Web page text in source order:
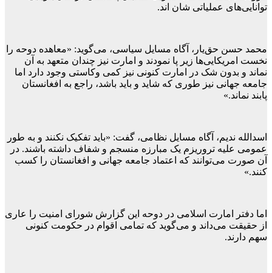
توانایی‌های عملیاتی شان اند.
محمد حسن حق‌یار، آگاه مسایل سیاسی، می‌گوید: «معاهده دوحه را
نخست امریکایی‌ها زیر پا نمودند و امارت نیز چندان متعهد به آن
نماند و بدون شک در امارت کنونی نیز کمی وکاستی وجود دارد اما
جامعه جهانی نیز طوری که شاید و باید باشد، راجع به افغانستان
پابند نماند.»
اسدالله ندیم، آگاه مسایل نظامی، گفت: «باید تفکیک نکنند و به طور
عمومی علیه تروریزم یک مبارزه منسجم و شفاف داشته باشند. در
آن صورت می‌توانند که اعتماد جامعه جهانی و افغانستان را کسب
کنند.»
اما دفتر امارت اسلامی در دوحه این گزارش شورای امنیت را عاری
از حقیقت می‌داند و می‌گوید که تمامی اقوام در حکومت کنونی
سهم دارند.